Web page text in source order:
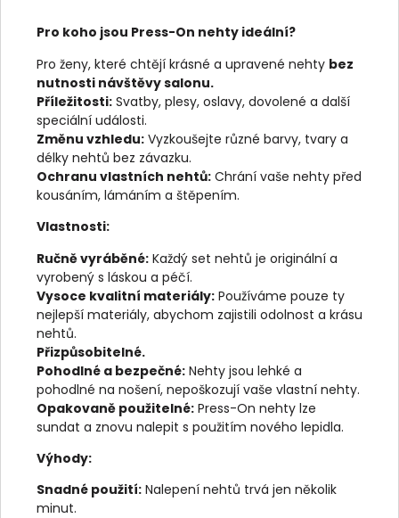
Pro koho jsou Press-On nehty ideální?
Pro ženy, které chtějí krásné a upravené nehty bez
nutnosti návštěvy salonu.
Příležitosti: Svatby, plesy, oslavy, dovolené a další
speciální události.
Změnu vzhledu: Vyzkoušejte různé barvy, tvary a
délky nehtů bez závazku.
Ochranu vlastních nehtů: Chrání vaše nehty před
kousáním, lámáním a štěpením.
Vlastnosti:
Ručně vyráběné: Každý set nehtů je originální a
vyrobený s láskou a péčí.
Vysoce kvalitní materiály: Používáme pouze ty
nejlepší materiály, abychom zajistili odolnost a krásu
nehtů.
Přizpůsobitelné.
Pohodlné a bezpečné: Nehty jsou lehké a
pohodlné na nošení, nepoškozují vaše vlastní nehty.
Opakovaně použitelné: Press-On nehty lze
sundat a znovu nalepit s použitím nového lepidla.
Výhody:
Snadné použití: Nalepení nehtů trvá jen několik
minut.